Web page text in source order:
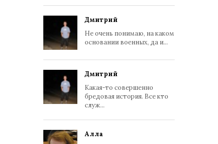
Дмитрий
Не очень понимаю, на каком
основании военных, да и...
Дмитрий
Какая-то совершенно
бредовая история. Все кто
служ...
Алла